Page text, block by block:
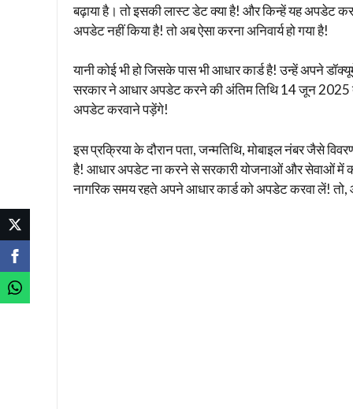
बढ़ाया है। तो इसकी लास्ट डेट क्या है! और किन्हें यह अपडेट
अपडेट नहीं किया है! तो अब ऐसा करना अनिवार्य हो गया है!
यानी कोई भी हो जिसके पास भी आधार कार्ड है! उन्हें अपने
सरकार ने आधार अपडेट करने की अंतिम तिथि 14 जून 2025
अपडेट करवाने पड़ेंगे!
इस प्रक्रिया के दौरान पता, जन्मतिथि, मोबाइल नंबर जैसे
है! आधार अपडेट ना करने से सरकारी योजनाओं और सेवाओं में
नागरिक समय रहते अपने आधार कार्ड को अपडेट करवा लें!